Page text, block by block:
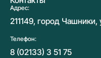
Адрес:
211149, город Чашники,
Телефон:
8 (02133) 3 51 75